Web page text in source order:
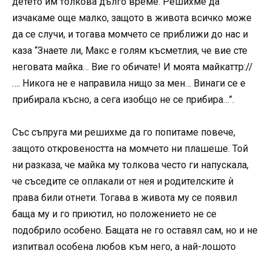
изчакаме още малко, защото в живота всичко може
да се случи, и тогава момчето се приближи до нас и
каза “Знаете ли, Макс е голям късметлия, че вие сте
неговата майка… Вие го обичате! И моята майкаһттр://
…. Никога не е направила нищо за мен… Винаги се е
прибирала късно, а сега изобщо не се прибира…”.
Със съпруга ми решихме да го попитаме повече,
защото откровеността на момчето ни плашеше. Той
ни разказа, че майка му толкова често ги напускала,
че съседите се оплакали от нея и родителските ѝ
права били отнети. Тогава в живота му се появил
баща му и го приютил, но положението не се
подобрило особено. Бащата не го оставял сам, но и не
изпитвал особена любов към него, а най-лошото